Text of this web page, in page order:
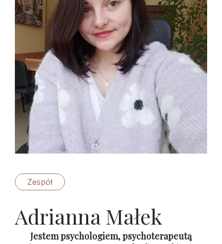
Zespół
Adrianna Małek
Jestem psychologiem, psychoterapeutą